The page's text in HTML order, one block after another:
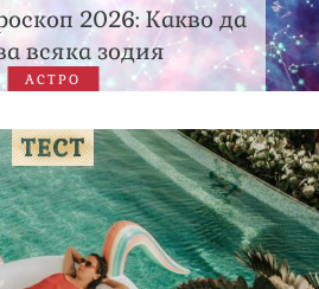
2026: Какво да
всяка зодия
АСТРО